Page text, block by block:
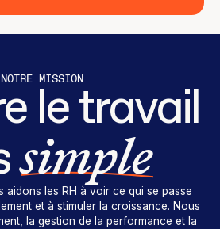
NOTRE MISSION
le travail
simple
aidons les RH à voir ce qui se passe
et à stimuler la croissance. Nous
la gestion de la performance et la